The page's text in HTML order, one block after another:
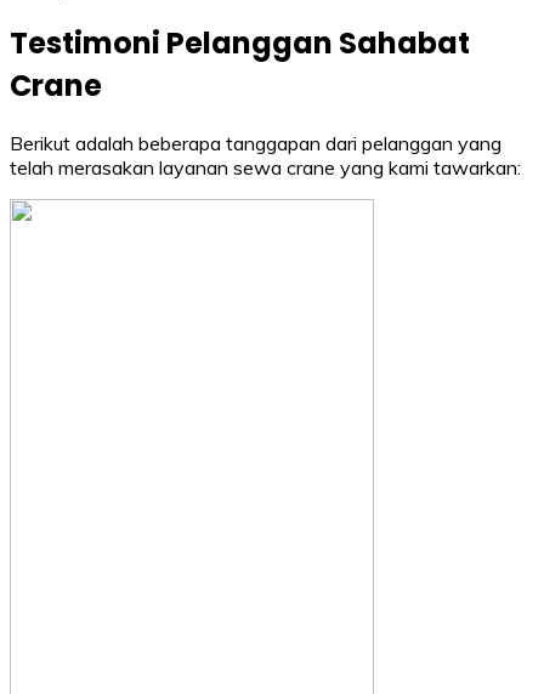
Testimoni Pelanggan Sahabat
Crane
Berikut adalah beberapa tanggapan dari pelanggan yang
telah merasakan layanan sewa crane yang kami tawarkan: